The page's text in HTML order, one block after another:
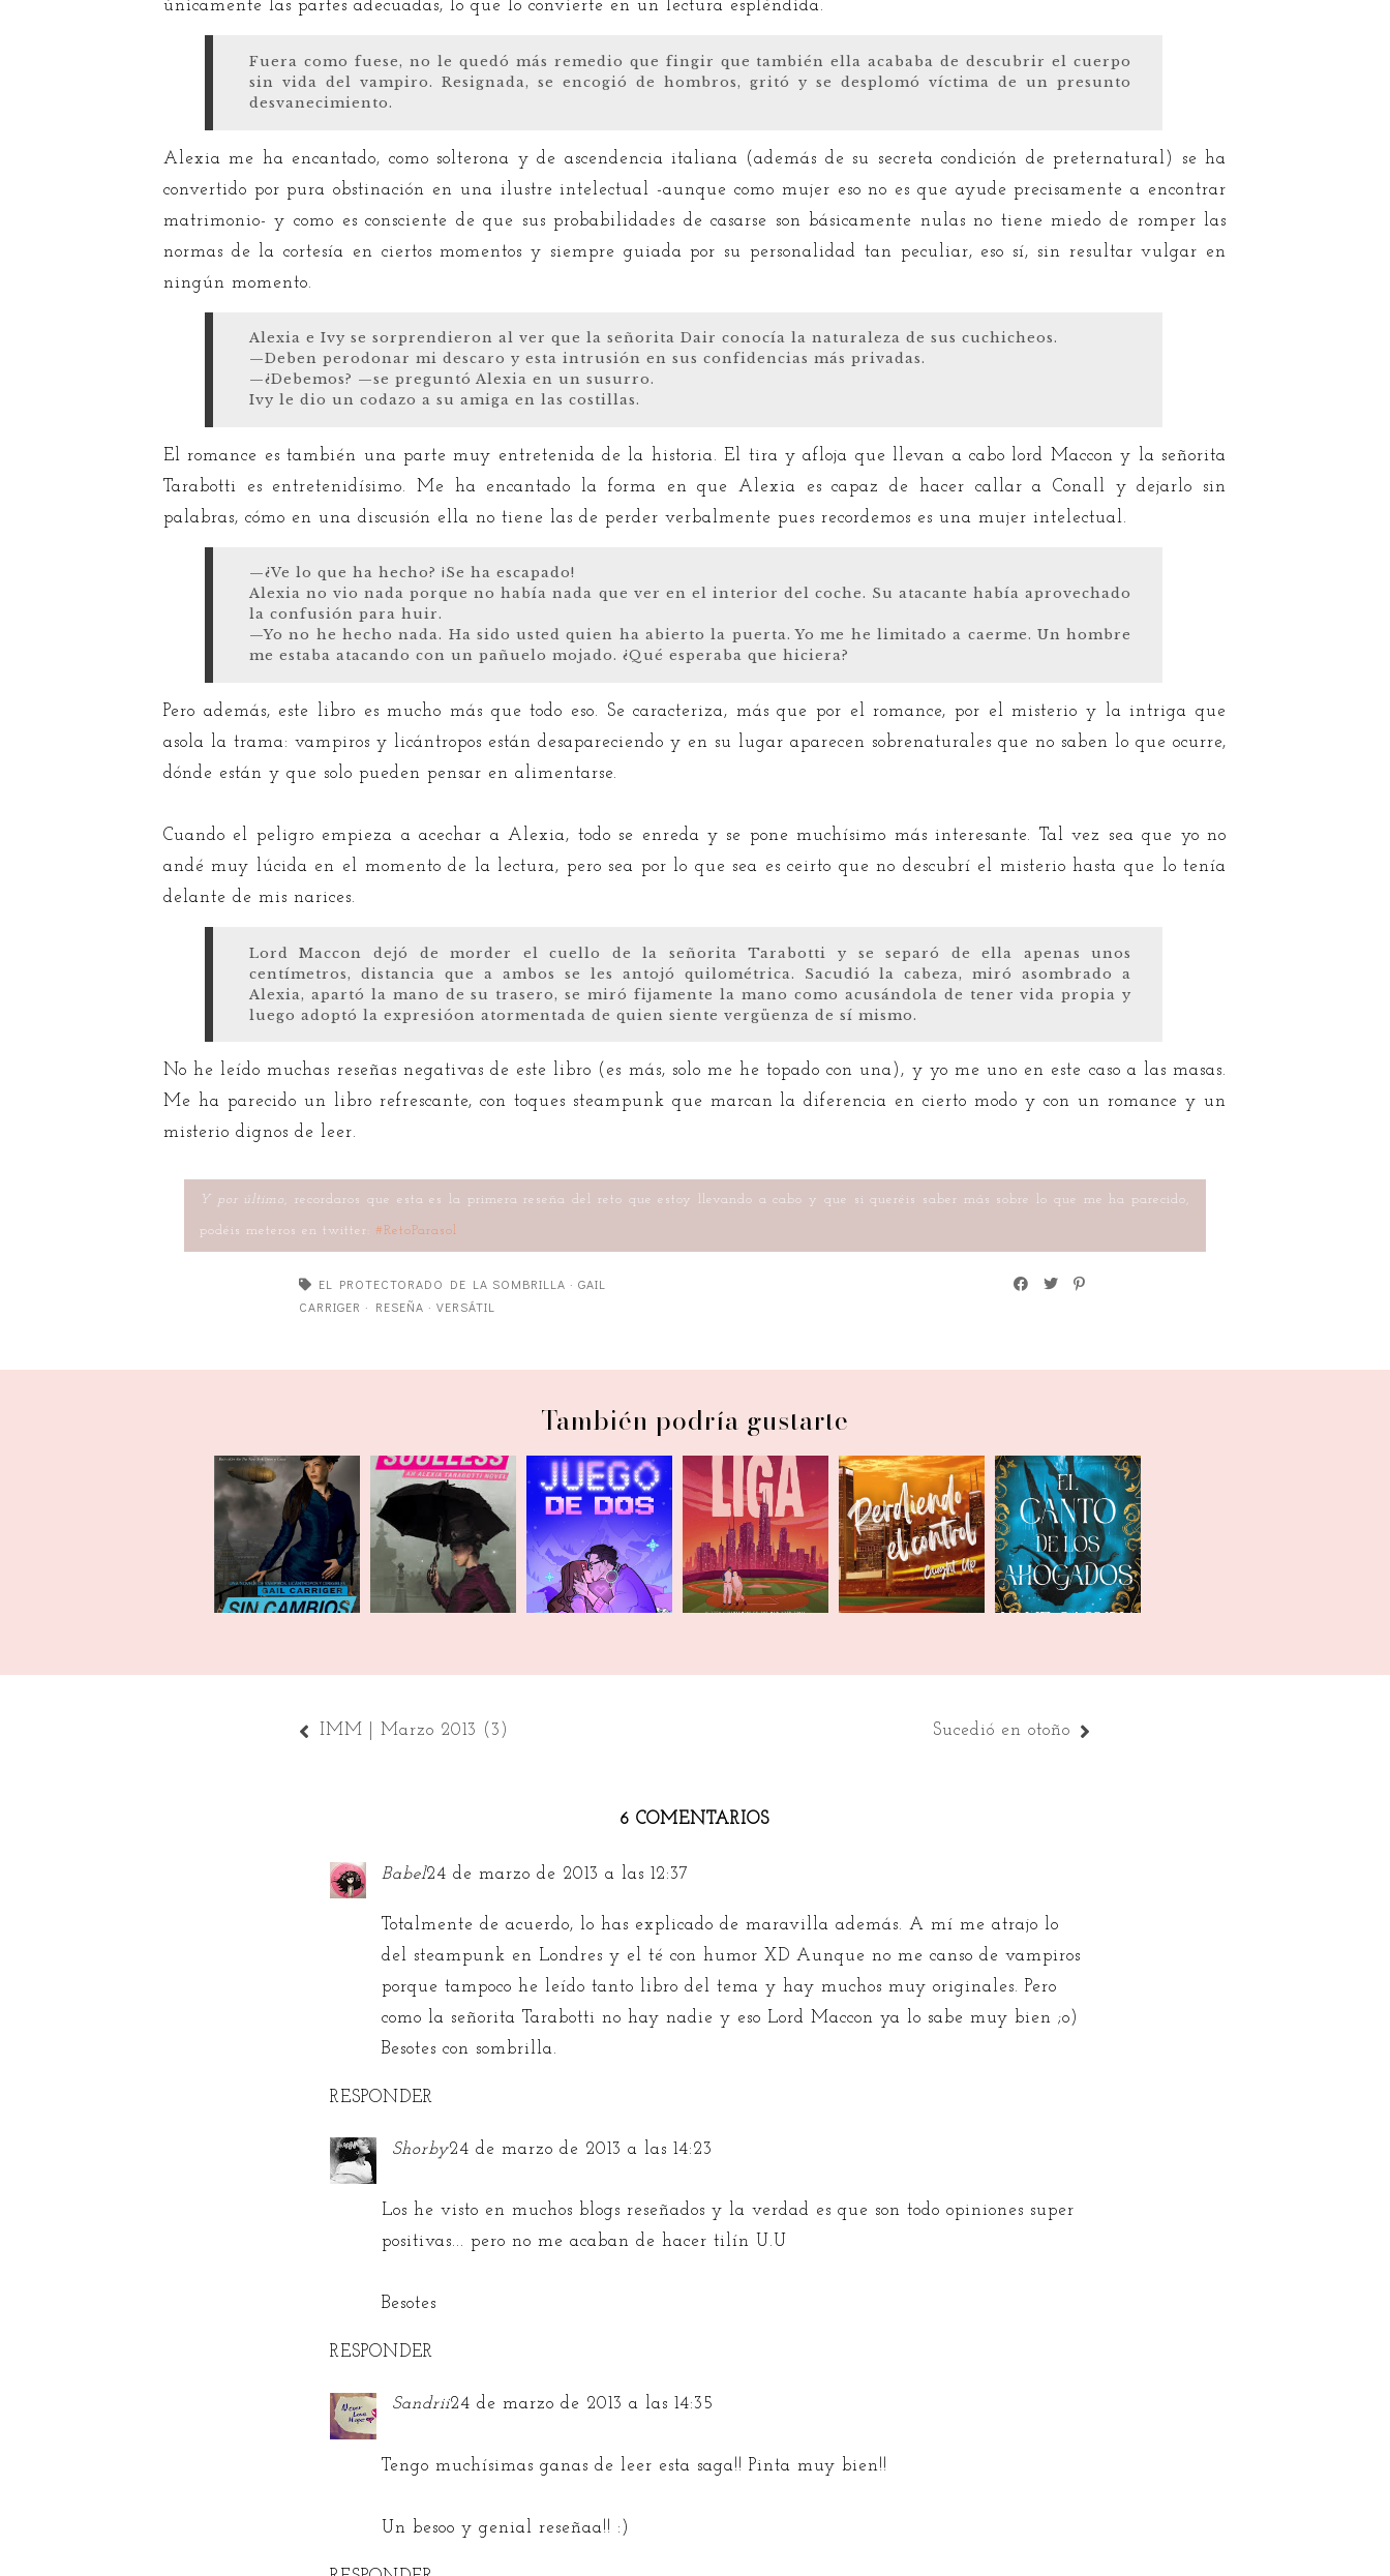
únicamente las partes adecuadas, lo que lo convierte en un lectura espléndida.
Fuera como fuese, no le quedó más remedio que fingir que también ella acababa de descubrir el cuerpo
sin vida del vampiro. Resignada, se encogió de hombros, gritó y se desplomó víctima de un presunto
desvanecimiento.
Alexia me ha encantado, como solterona y de ascendencia italiana (además de su secreta condición de preternatural) se ha
convertido por pura obstinación en una ilustre intelectual -aunque como mujer eso no es que ayude precisamente a encontrar
matrimonio- y como es consciente de que sus probabilidades de casarse son básicamente nulas no tiene miedo de romper las
normas de la cortesía en ciertos momentos y siempre guiada por su personalidad tan peculiar, eso sí, sin resultar vulgar en
ningún momento.
Alexia e Ivy se sorprendieron al ver que la señorita Dair conocía la naturaleza de sus cuchicheos.
—Deben perodonar mi descaro y esta intrusión en sus confidencias más privadas.
—¿Debemos? —se preguntó Alexia en un susurro.
Ivy le dio un codazo a su amiga en las costillas.
El romance es también una parte muy entretenida de la historia. El tira y afloja que llevan a cabo lord Maccon y la señorita
Tarabotti es entretenidísimo. Me ha encantado la forma en que Alexia es capaz de hacer callar a Conall y dejarlo sin
palabras, cómo en una discusión ella no tiene las de perder verbalmente pues recordemos es una mujer intelectual.
—¿Ve lo que ha hecho? ¡Se ha escapado!
Alexia no vio nada porque no había nada que ver en el interior del coche. Su atacante había aprovechado
la confusión para huir.
—Yo no he hecho nada. Ha sido usted quien ha abierto la puerta. Yo me he limitado a caerme. Un hombre
me estaba atacando con un pañuelo mojado. ¿Qué esperaba que hiciera?
Pero además, este libro es mucho más que todo eso. Se caracteriza, más que por el romance, por el misterio y la intriga que
asola la trama: vampiros y licántropos están desapareciendo y en su lugar aparecen sobrenaturales que no saben lo que ocurre,
dónde están y que solo pueden pensar en alimentarse.
Cuando el peligro empieza a acechar a Alexia, todo se enreda y se pone muchísimo más interesante. Tal vez sea que yo no
andé muy lúcida en el momento de la lectura, pero sea por lo que sea es ceirto que no descubrí el misterio hasta que lo tenía
delante de mis narices.
Lord Maccon dejó de morder el cuello de la señorita Tarabotti y se separó de ella apenas unos
centímetros, distancia que a ambos se les antojó quilométrica. Sacudió la cabeza, miró asombrado a
Alexia, apartó la mano de su trasero, se miró fijamente la mano como acusándola de tener vida propia y
luego adoptó la expresióon atormentada de quien siente vergüenza de sí mismo.
No he leído muchas reseñas negativas de este libro (es más, solo me he topado con una), y yo me uno en este caso a las masas.
Me ha parecido un libro refrescante, con toques steampunk que marcan la diferencia en cierto modo y con un romance y un
misterio dignos de leer.
Y por último , recordaros que esta es la primera reseña del reto que estoy llevando a cabo y que si queréis saber más sobre lo que me ha parecido,
podéis meteros en twitter: #RetoParasol
EL PROTECTORADO DE LA SOMBRILLA ·GAIL
CARRIGER · RESEÑA ·VERSÁTIL
También podría gustarte
Sin cambios
Quiero Comprar...
(4)
Juego de dos En su propia liga
Perdiendo el
control
El canto de los
ahogados
IMM | Marzo 2013 (3) Sucedió en otoño
6 COMENTARIOS
Babel24 de marzo de 2013 a las 12:37
Totalmente de acuerdo, lo has explicado de maravilla además. A mí me atrajo lo
del steampunk en Londres y el té con humor XD Aunque no me canso de vampiros
porque tampoco he leído tanto libro del tema y hay muchos muy originales. Pero
como la señorita Tarabotti no hay nadie y eso Lord Maccon ya lo sabe muy bien ;o)
Besotes con sombrilla.
RESPONDER
Shorby24 de marzo de 2013 a las 14:23
Los he visto en muchos blogs reseñados y la verdad es que son todo opiniones super
positivas... pero no me acaban de hacer tilín U.U
Besotes
RESPONDER
Sandrii24 de marzo de 2013 a las 14:35
Tengo muchísimas ganas de leer esta saga!! Pinta muy bien!!
Un besoo y genial reseñaa!! :)